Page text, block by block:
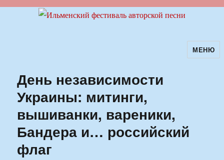
Ильменский фестиваль авторскойМЕНЮ
День независимости
Украины: митинги,
вышиванки, вареники,
Бандера и… российский
флаг